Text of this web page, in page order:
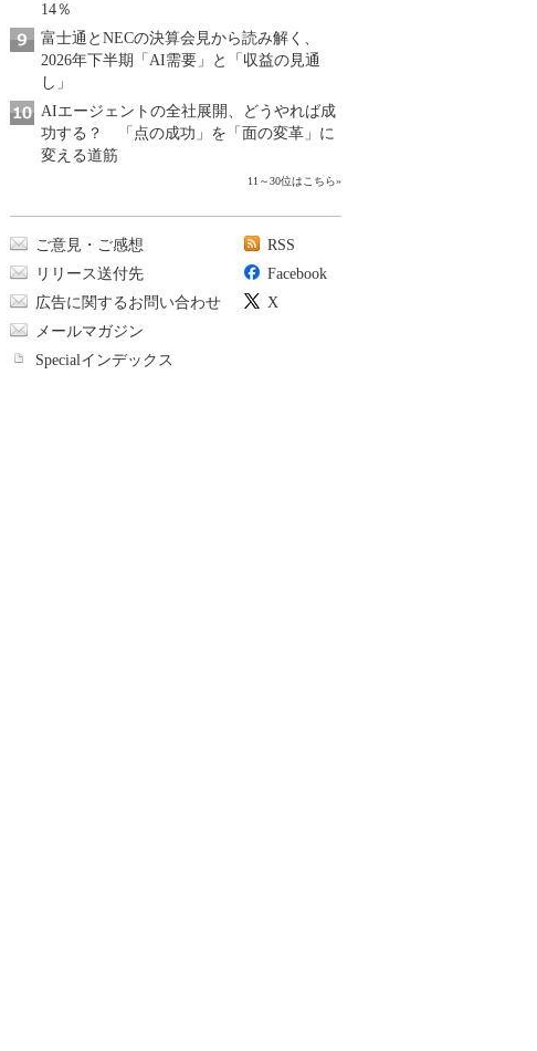
14％
富士通とNECの決算会見から読み解く、
2026年下半期「AI需要」と「収益の見通
し」
AIエージェントの全社展開、どうやれば成
功する？ 「点の成功」を「面の変革」に
変える道筋
11～30位はこちら»
ご意見・ご感想
リリース送付先
広告に関するお問い合わせ
メールマガジン
Specialインデックス
RSS
Facebook
X